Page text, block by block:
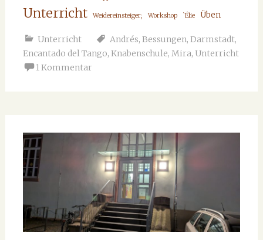
Unterricht Weidereinsteiger; Workshop `Élie Üben
Unterricht Andrés, Bessungen, Darmstadt,
Encantado del Tango, Knabenschule, Mira, Unterricht
1 Kommentar